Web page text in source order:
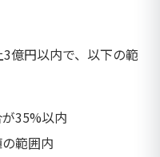
億円以内で、以下の範
35%以内
範囲内